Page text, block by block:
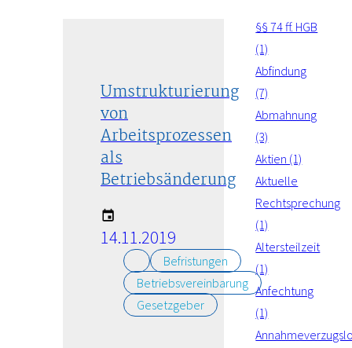
Umstrukturierung
von
Arbeitsprozessen
als
Betriebsänderung
14.11.2019
Befristungen
Betriebsvereinbarung
Gesetzgeber
§§ 74 ff. HGB
(1)
Abfindung
(7)
Abmahnung
(3)
Aktien (1)
Aktuelle
Rechtsprechung
(1)
Altersteilzeit
(1)
Anfechtung
(1)